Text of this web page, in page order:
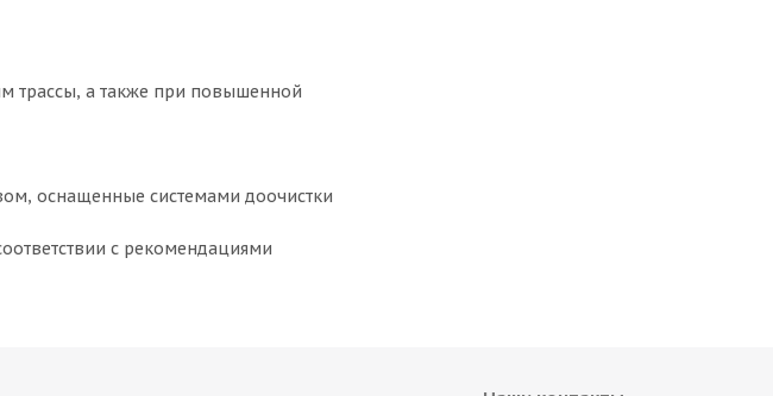
трассы, а также при повышенной
оснащенные системами доочистки
с рекомендациями